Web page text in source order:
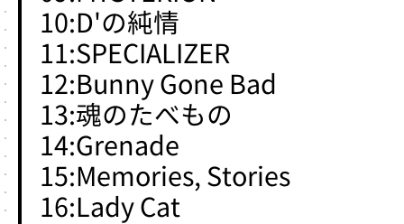
10:D'の純情
11:SPECIALIZER
12:Bunny Gone Bad
13:魂のたべもの
14:Grenade
15:Memories, Stories
16:Lady Cat